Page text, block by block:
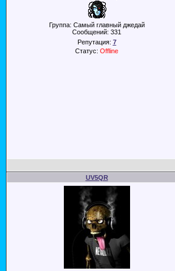
Группа: Самый главный джедай
Сообщений: 331
Репутация: 7
Статус: Offline
UV5QR